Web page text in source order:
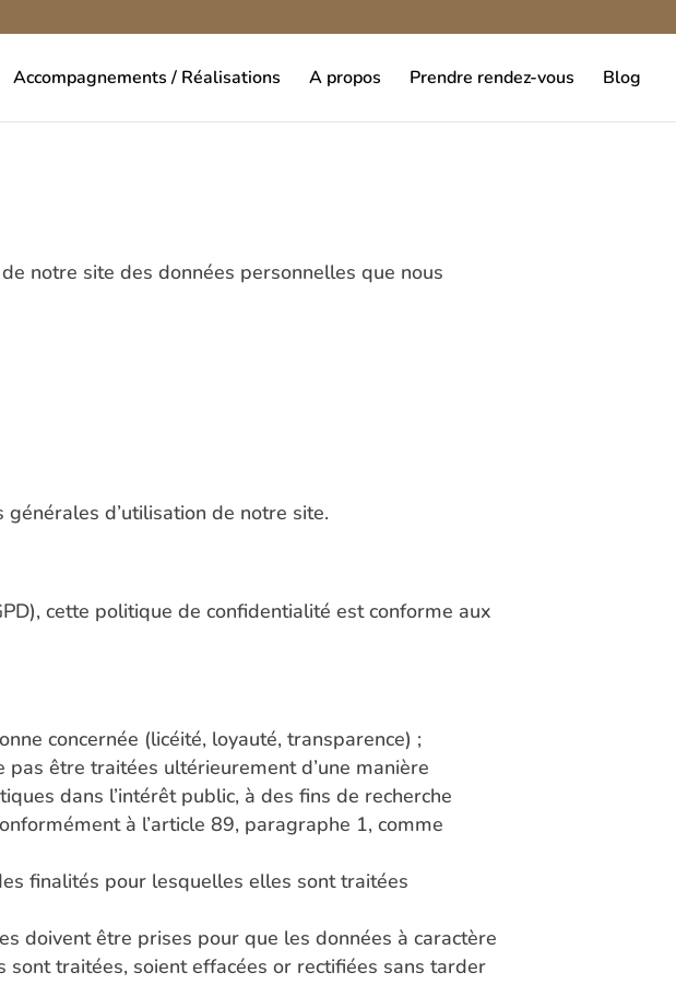
Accompagnements / Réalisations A propos Prendre rendez-vous Blog
notre site des données personnelles que nous
d’utilisation de notre site.
cette politique de confidentialité est conforme aux
concernée (licéité, loyauté, transparence) ;
être traitées ultérieurement d’une manière
dans l’intérêt public, à des fins de recherche
à l’article 89, paragraphe 1, comme
finalités pour lesquelles elles sont traitées
doivent être prises pour que les données à caractère
traitées, soient effacées or rectifiées sans tarder